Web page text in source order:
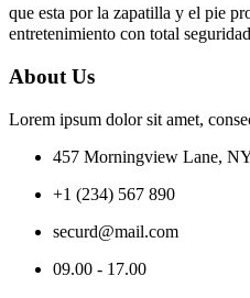
que esta por la zapatilla y el pie
entretenimiento con total
About Us
Lorem ipsum dolor sit amet,
457 Morningview Lane,
+1 (234) 567 890
securd@mail.com
09.00 - 17.00